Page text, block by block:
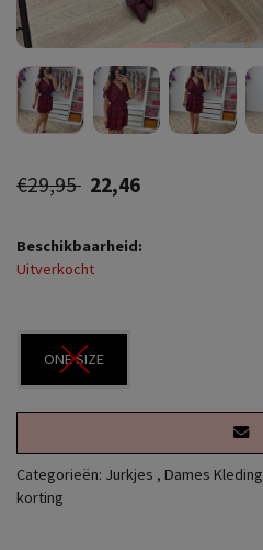
€29,95 22,46
Beschikbaarheid:
Uitverkocht
ONE SIZE
Categorieën: Jurkjes , Dames Kleding
korting